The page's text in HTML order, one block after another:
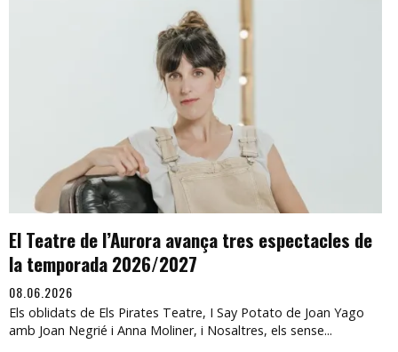
El Teatre de l’Aurora avança tres espectacles de
la temporada 2026/2027
08.06.2026
Els oblidats de Els Pirates Teatre, I Say Potato de Joan Yago
amb Joan Negrié i Anna Moliner, i Nosaltres, els sense...